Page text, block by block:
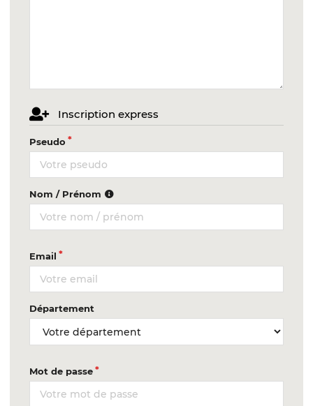
Inscription express
Pseudo
Nom / Prénom
Email
Département
Mot de passe